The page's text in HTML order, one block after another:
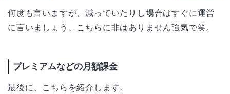
何度も言いますが、減っていたりし場合はすぐに運営
に言いましょう、こちらに非はありません強気で笑。
プレミアムなどの月額課金
最後に、こちらを紹介します。